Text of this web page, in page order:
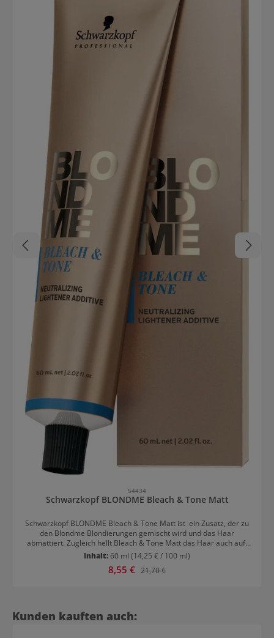
54434
Schwarzkopf BLONDME Bleach & Tone Matt
Schwarzkopf BLONDME Bleach & Tone Matt ist ein Zusatz, der zu
den Blondme Blondierungen gemischt wird und das Haar
abmattiert. Zugleich hellt Bleach & Tone Matt das Haar auch auf.
Schwarzkopf BLONDME Bleach & Tone Matt: Vorteile Das Additiv
wurde entwickelt, um ein helles, mattes Blond zu verleihen. Die
spezielle Formel ist einfach anzuwenden und schonend zum Haar.
BLONDME Bleach & Tone Matt: Anwendungstipps Auf das
trockene, nicht shampoonierte Haar auftragen. Sofort nach dem
Inhalt: 60 ml (14,25 € / 100 ml)
Verkaufspreis:
8,55 € Regulärer Preis:
21,70 €
Produktgalerie überspringen
Kunden kauften auch: